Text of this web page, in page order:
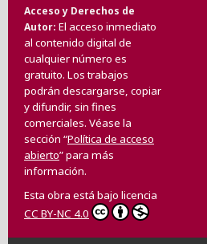
Acceso y Derechos de
Autor El acceso inmediato
al contenido digital de
cualquier número es
gratuito. Los trabajos
podrán descargarse, copiar
y difundir, sin fines
comerciales. Véase la
sección “Política de acceso
abierto” para más
información.
Esta obra está bajo licencia
CC BY-NC 4.0